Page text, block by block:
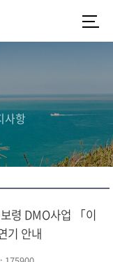
사항
령 DMO사업 「이
기 안내